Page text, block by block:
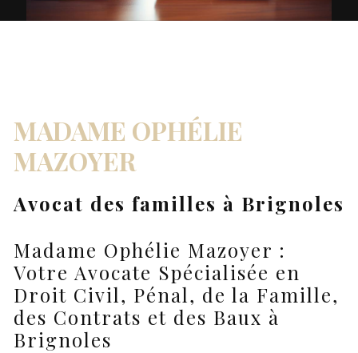
MADAME OPHÉLIE
MAZOYER
Avocat des familles à Brignoles
Madame Ophélie Mazoyer :
Votre Avocate Spécialisée en
Droit Civil, Pénal, de la Famille,
des Contrats et des Baux à
Brignoles